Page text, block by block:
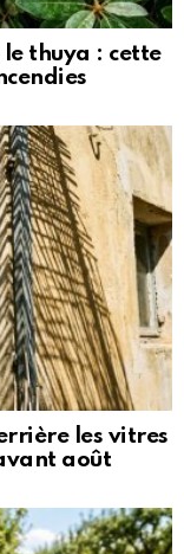
thuya : cette
les vitres
août